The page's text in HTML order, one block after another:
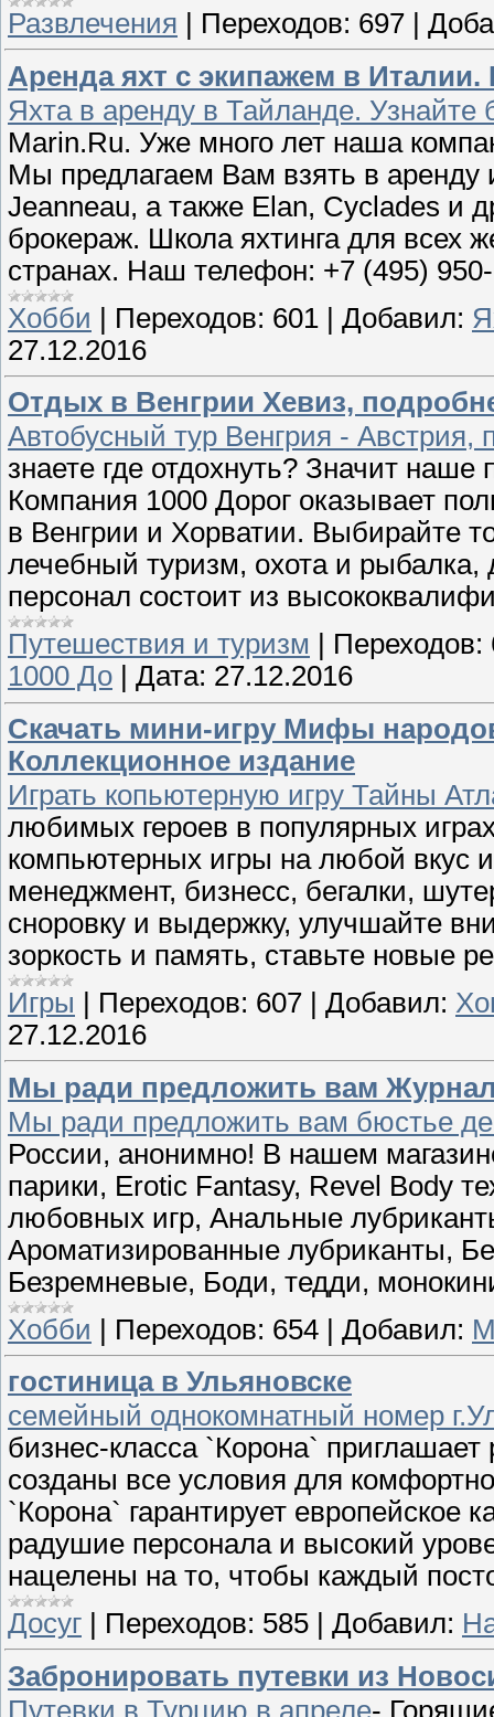
Развлечения
Переходов: 697
Аренда яхт с экипажем в Италии.
Яхта в аренду в Тайланде. Узнайте
Marin.Ru. Уже много лет наша
Мы предлагаем Вам взять в аренду
Jeanneau, а также Elan, Cyclades и
брокераж. Школа яхтинга для всех
странах. Наш телефон: +7 (495)
Хобби | Переходов: 601 | Добавил:
27.12.2016
Отдых в Венгрии Хевиз,
Автобусный тур Венгрия - Австрия,
знаете где отдохнуть? Значит
Компания 1000 Дорог оказывает
в Венгрии и Хорватии. Выбирайте
лечебный туризм, охота и
персонал состоит из
Путешествия и туризм
Переходов:
1000 До
Дата: 27.12.2016
Скачать мини-игру Мифы
Коллекционное издание
Играть копьютерную игру Тайны
любимых героев в популярных
компьютерных игры на любой вкус
менеджмент, бизнесс, бегалки,
сноровку и выдержку, улучшайте
зоркость и память, ставьте новые
Игры
Переходов: 607 Добавил:
27.12.2016
Мы ради предложить вам
Мы ради предложить вам бюстье
России, анонимно! В нашем
парики, Erotic Fantasy, Revel Body
любовных игр, Анальные
Ароматизированные лубриканты,
Безремневые, Боди, тедди,
Хобби | Переходов: 654 | Добавил:
гостиница в Ульяновске
семейный однокомнатный номер
бизнес-класса `Корона`
созданы все условия для
`Корона` гарантирует европейское
радушие персонала и высокий
нацелены на то, чтобы каждый
Досуг
Переходов: 585 Добавил:
Забронировать путевки из
Путевки в Турцию в апреле-